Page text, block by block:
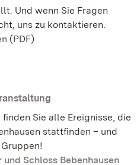
Und wenn Sie Fragen
uns zu kontaktieren.
(PDF)
Sie alle Ereignisse, die
stattfinden – und
Schloss Bebenhausen